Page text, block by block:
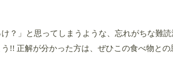
？」と思ってしまうような、忘れがちな難
!! 正解が分かった方は、ぜひこの食べ物との